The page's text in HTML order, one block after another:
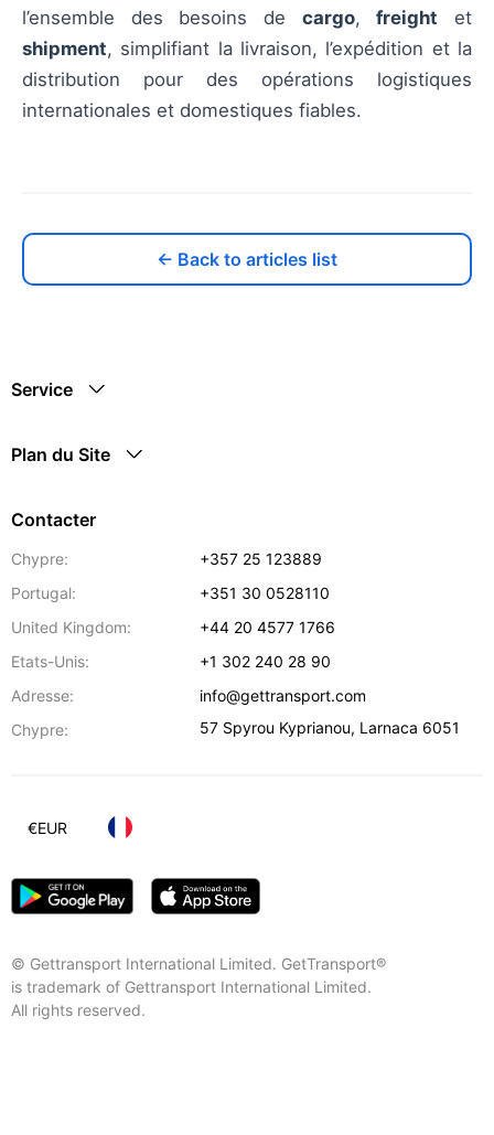
l’ensemble des besoins de cargo,freight et
shipment, simplifiant la livraison, l’expédition et la
distribution pour des opérations logistiques
internationales et domestiques fiables.
← Back to articles list
Service
Plan du Site
Contacter
Chypre:
+357 25 123889
Portugal:
+351 30 0528110
United Kingdom:
+44 20 4577 1766
Etats-Unis:
+1 302 240 28 90
Adresse:
info@gettransport.com
Chypre:
57 Spyrou Kyprianou, Larnaca 6051
© Gettransport International Limited. GetTransport®
is trademark of Gettransport International Limited.
All rights reserved.
€EUR